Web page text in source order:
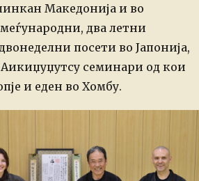
Македонија и во
два летни
посети во Јапонија,
Аикиџуџутсу семинари од кои
и еден во Хомбу.